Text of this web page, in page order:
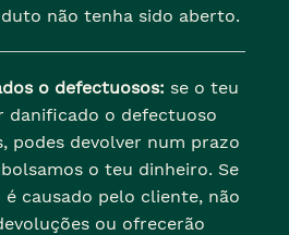
não tenha sido aberto.
o defectuosos: se o teu
danificado o defectuoso
podes devolver num prazo
o teu dinheiro. Se
causado pelo cliente, não
ou ofrecerão